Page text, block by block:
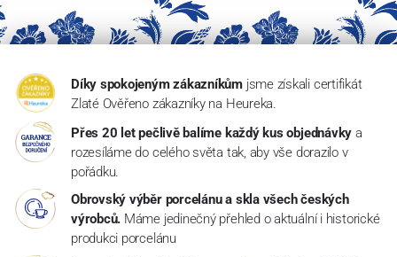
Díky spokojeným zákazníkům jsme získali certifikát
Zlaté Ověřeno zákazníky na Heureka.
Přes 20 let pečlivě balíme každý kus objednávky a
rozesíláme do celého světa tak, aby vše dorazilo v
pořádku.
Obrovský výběr porcelánu a skla všech českých
výrobců. Máme jedinečný přehled o aktuální i historické
produkci porcelánu